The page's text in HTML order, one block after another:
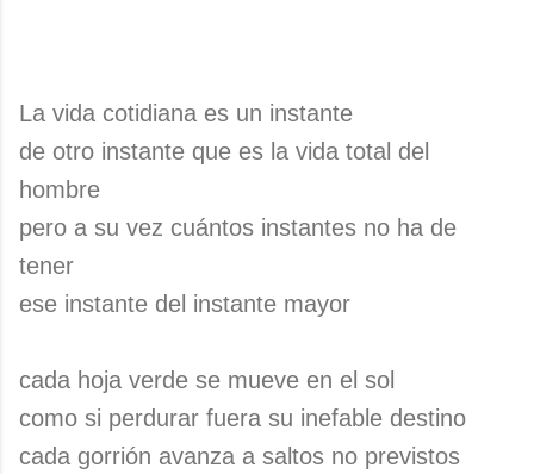
La vida cotidiana es un instante
de otro instante que es la vida total del
hombre
pero a su vez cuántos instantes no ha de
tener
ese instante del instante mayor
cada hoja verde se mueve en el sol
como si perdurar fuera su inefable destino
cada gorrión avanza a saltos no previstos